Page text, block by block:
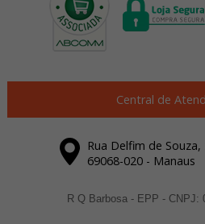
Central de
Rua Delfim de Souza,
69068-020 - Manaus
R Q Barbosa - EPP - CNPJ: